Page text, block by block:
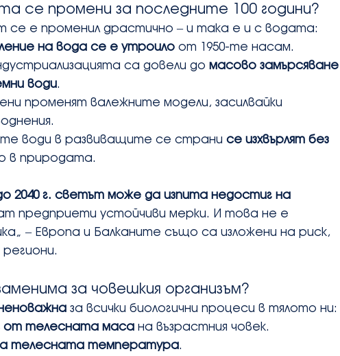
се промени за последните 100 години?
е променил драстично – и така е и с водата:
на вода се е утроило от 1950-те насам.
са довели до масово замърсяване
води.
променят валежните модели, засилвайки
води в развиващите се страни се изхвърлят без
в природата.
2040 г. светът може да изпита недостиг на
предприети устойчиви мерки. И това не е
– Европа и Балканите също са изложени на риск,
за човешкия организъм?
за всички биологични процеси в тялото ни:
от телесната маса на възрастния човек.
телесната температура.